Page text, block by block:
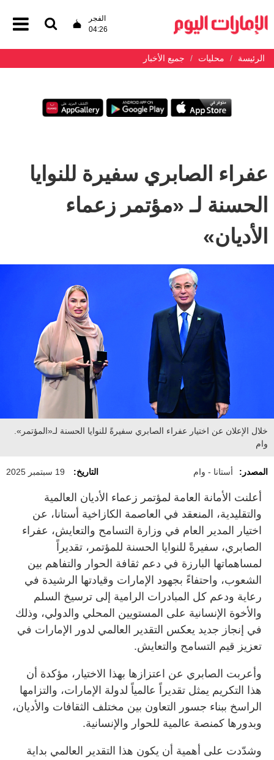
الفجر
04:26
الرئيسة محليات جميع الأخبار
عفراء الصابري سفيرة للنوايا
الحسنة لـ «مؤتمر زعماء
الأديان»
خلال الإعلان عن اختيار عفراء الصابري سفيرةً للنوايا الحسنة لـ«المؤتمر».
وام
المصدر: أستانا - وام التاريخ: 19 سبتمبر 2025
أعلنت الأمانة العامة لمؤتمر زعماء الأديان العالمية
والتقليدية، المنعقد في العاصمة الكازاخية أستانا، عن
اختيار المدير العام في وزارة التسامح والتعايش، عفراء
الصابري، سفيرةً للنوايا الحسنة للمؤتمر، تقديراً
لمساهماتها البارزة في دعم ثقافة الحوار والتفاهم بين
الشعوب، واحتفاءً بجهود الإمارات وقيادتها الرشيدة في
رعاية ودعم كل المبادرات الرامية إلى ترسيخ السلم
والأخوة الإنسانية على المستويين المحلي والدولي، وذلك
في إنجاز جديد يعكس التقدير العالمي لدور الإمارات في
تعزيز قيم التسامح والتعايش.
وأعربت الصابري عن اعتزازها بهذا الاختيار، مؤكدة أن
هذا التكريم يمثل تقديراً عالمياً لدولة الإمارات، والتزامها
الراسخ ببناء جسور التعاون بين مختلف الثقافات والأديان،
وبدورها كمنصة عالمية للحوار والإنسانية.
وشدّدت على أهمية أن يكون هذا التقدير العالمي بداية